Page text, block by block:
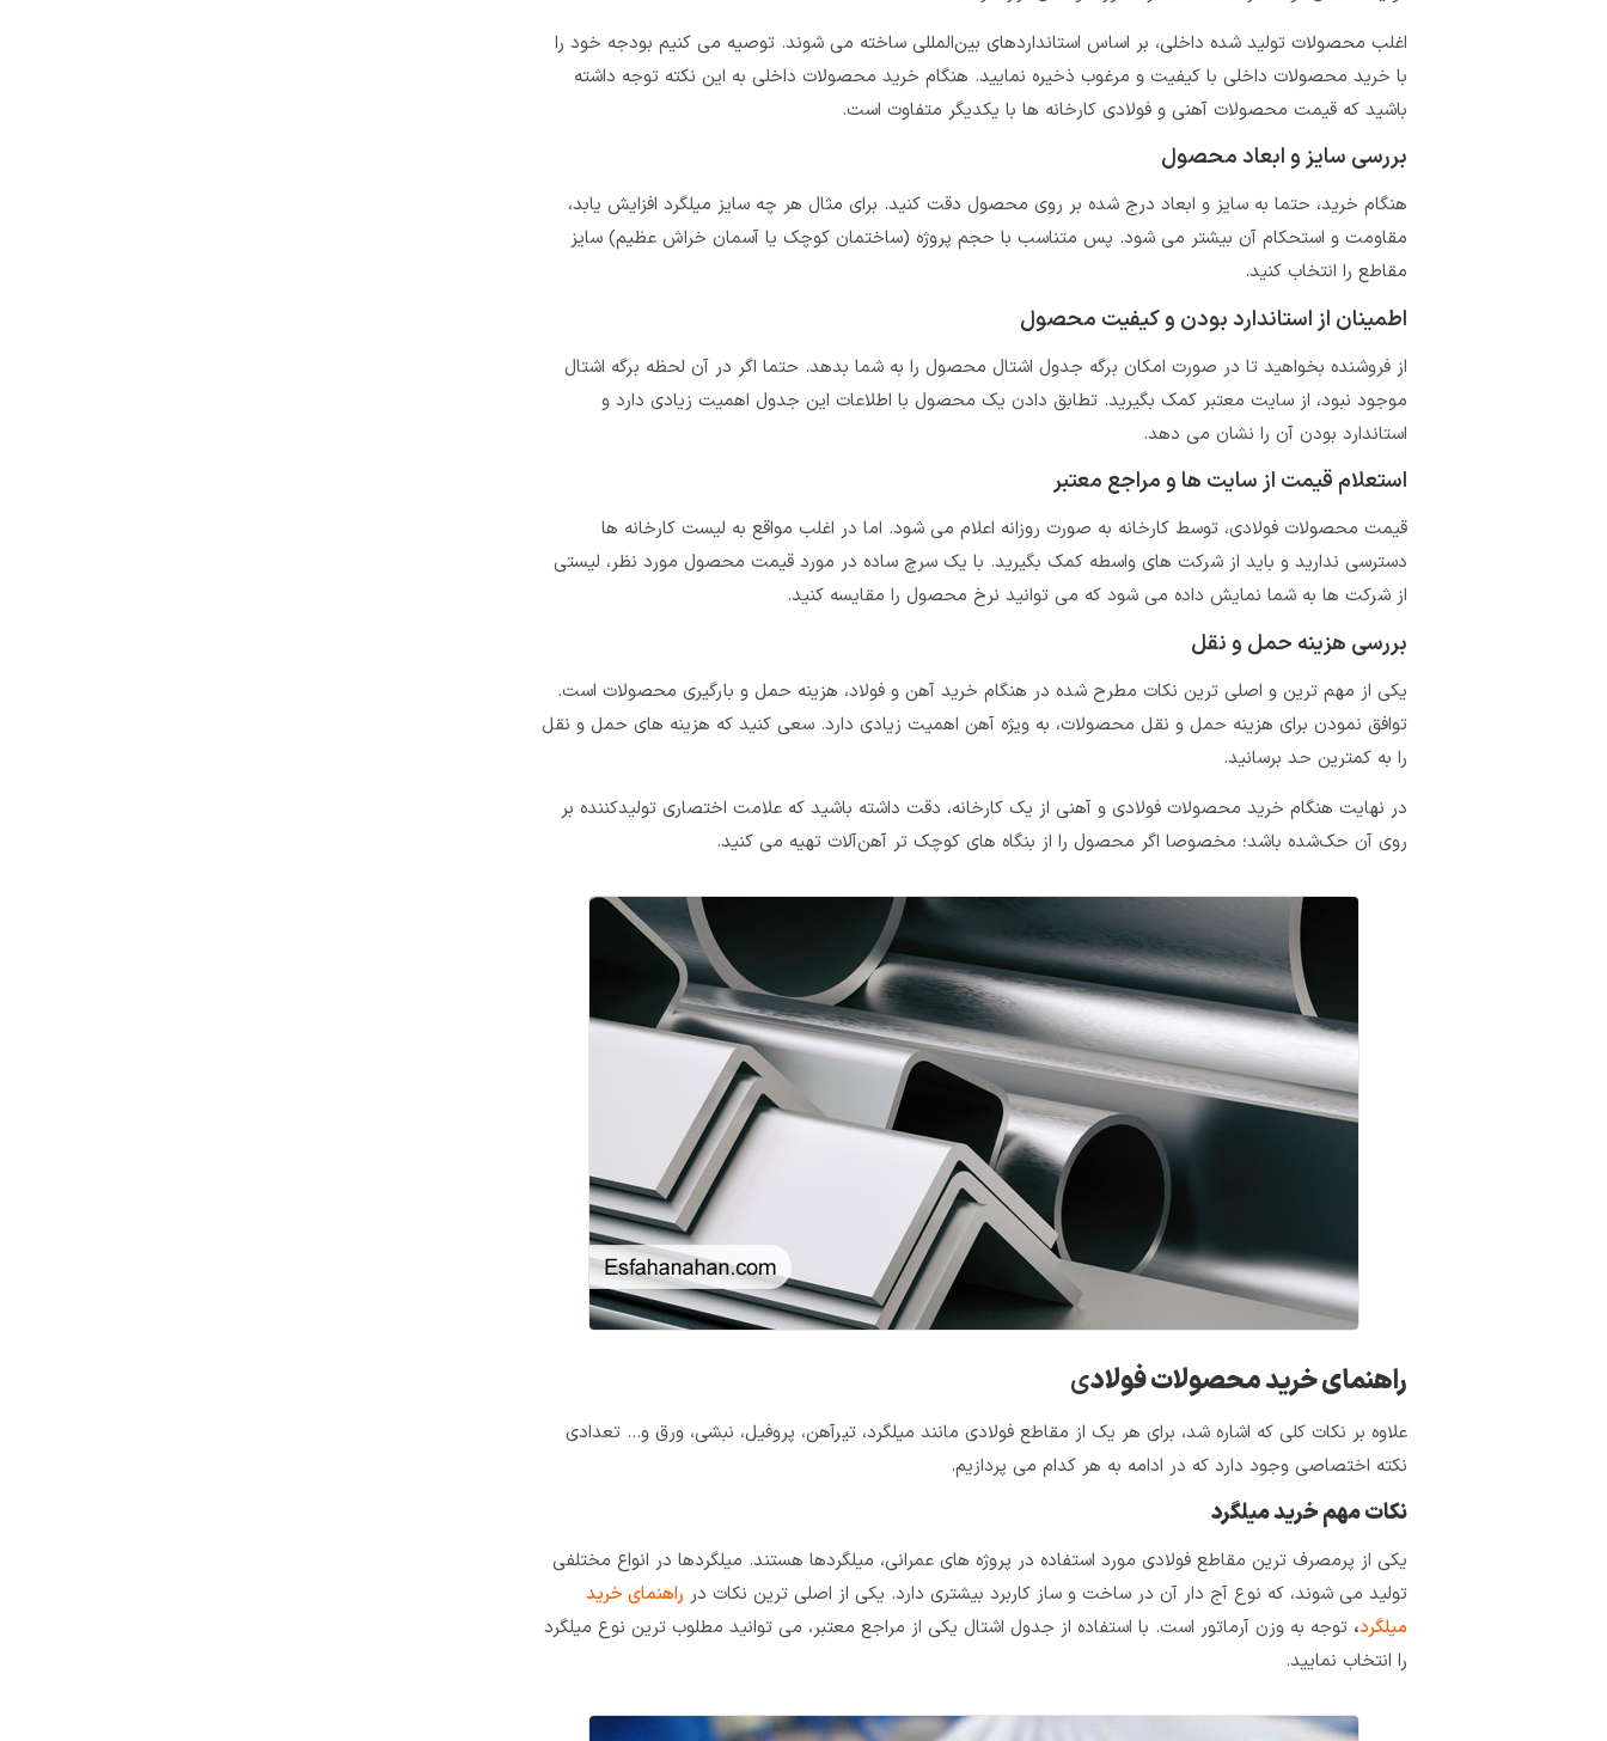
اغلب محصولات تولید شده داخلی، بر اساس استانداردهای بین‌المللی ساخته می‌ شوند. توصیه می کنیم بودجه خود را
با خرید محصولات داخلی با کیفیت و مرغوب ذخیره نمایید. هنگام خرید محصولات داخلی به این نکته توجه داشته
باشید که قیمت محصولات آهنی و فولادی کارخانه‌ ها با یکدیگر متفاوت است.
بررسی سایز و ابعاد محصول
هنگام خرید، حتما به سایز و ابعاد درج شده بر روی محصول دقت کنید. برای مثال هر چه سایز میلگرد افزایش یابد،
مقاومت و استحکام آن بیشتر می شود. پس متناسب با حجم پروژه (ساختمان کوچک یا آسمان خراش عظیم) سایز
مقاطع را انتخاب کنید.
اطمینان از استاندارد بودن و کیفیت محصول
از فروشنده بخواهید تا در صورت امکان برگه جدول اشتال محصول را به شما بدهد. حتما اگر در آن لحظه برگه اشتال
موجود نبود، از سایت معتبر کمک بگیرید. تطابق دادن یک محصول با اطلاعات این جدول اهمیت زیادی دارد و
استاندارد بودن آن را نشان می دهد.
استعلام قیمت از سایت ها و مراجع معتبر
قیمت محصولات فولادی، توسط کارخانه به صورت روزانه اعلام می شود. اما در اغلب مواقع به لیست کارخانه ها
دسترسی ندارید و باید از شرکت های واسطه کمک بگیرید. با یک سرچ ساده در مورد قیمت محصول مورد نظر، لیستی
از شرکت ها به شما نمایش داده می شود که می توانید نرخ محصول را مقایسه کنید.
بررسی هزینه حمل و نقل
یکی از مهم‌ ترین و اصلی‌ ترین نکات مطرح‌ شده در هنگام خرید آهن و فولاد، هزینه حمل و بارگیری محصولات است.
توافق نمودن برای هزینه حمل‌ و نقل محصولات، به‌ ویژه آهن اهمیت زیادی دارد. سعی کنید که هزینه‌ های حمل‌ و نقل
را به کمترین حد برسانید.
در نهایت هنگام خرید محصولات فولادی و آهنی از یک کارخانه، دقت داشته باشید که علامت اختصاری تولیدکننده بر
روی آن حک‌شده باشد؛ مخصوصا اگر محصول را از بنگاه‌ های کوچک‌ تر آهن‌آلات تهیه می‌ کنید.
راهنمای خرید محصولات فولادی
علاوه بر نکات کلی که اشاره شد، برای هر یک از مقاطع فولادی مانند میلگرد، تیرآهن، پروفیل، نبشی، ورق و… تعدادی
نکته اختصاصی وجود دارد که در ادامه به هر کدام می پردازیم.
نکات مهم خرید میلگرد
یکی از پرمصرف‌ ترین مقاطع فولادی مورد استفاده در پروژه‌ های عمرانی، میلگردها هستند. میلگردها در انواع مختلفی
تولید می‌ شوند، که نوع آج دار آن در ساخت‌ و ساز کاربرد بیشتری دارد. یکی از اصلی‌ ترین نکات در راهنمای خرید
میلگرد، توجه به وزن آرماتور است. با استفاده از جدول اشتال یکی از مراجع معتبر، می‌ توانید مطلوب‌ ترین نوع میلگرد
را انتخاب نمایید.